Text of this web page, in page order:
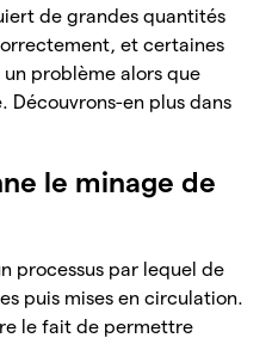
de grandes quantités
et certaines
un problème alors que
Découvrons-en plus dans
le minage de
processus par lequel de
puis mises en circulation.
le fait de permettre